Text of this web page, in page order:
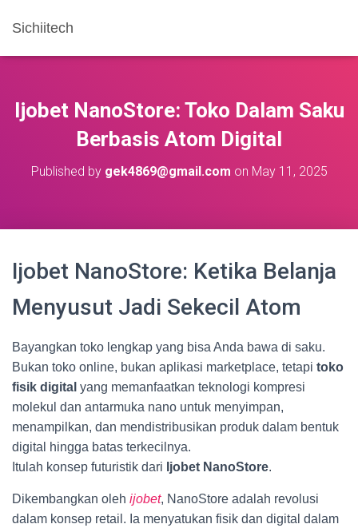
Sichiitech
Ijobet NanoStore: Toko Dalam Saku
Berbasis Atom Digital
Published by gek4869@gmail.com on May 11, 2025
Ijobet NanoStore: Ketika Belanja
Menyusut Jadi Sekecil Atom
Bayangkan toko lengkap yang bisa Anda bawa di saku.
Bukan toko online, bukan aplikasi marketplace, tetapi toko
fisik digital yang memanfaatkan teknologi kompresi
molekul dan antarmuka nano untuk menyimpan,
menampilkan, dan mendistribusikan produk dalam bentuk
digital hingga batas terkecilnya.
Itulah konsep futuristik dari Ijobet NanoStore.
Dikembangkan oleh ijobet, NanoStore adalah revolusi
dalam konsep retail. Ia menyatukan fisik dan digital dalam